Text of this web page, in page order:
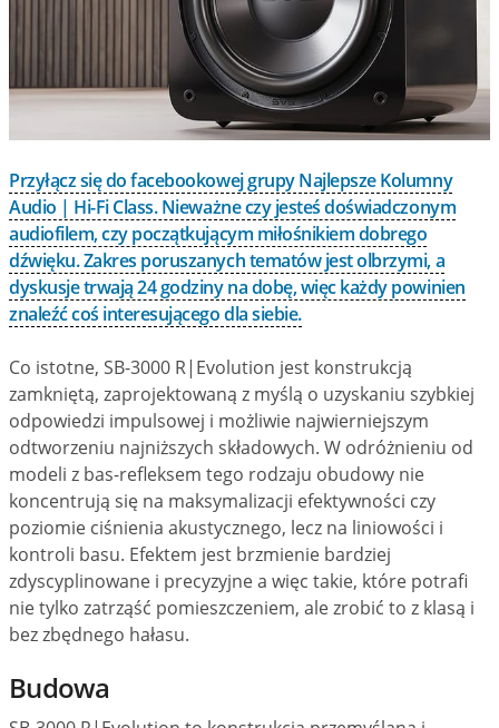
Przyłącz się do facebookowej grupy Najlepsze Kolumny
Audio | Hi-Fi Class. Nieważne czy jesteś doświadczonym
audiofilem, czy początkującym miłośnikiem dobrego
dźwięku. Zakres poruszanych tematów jest olbrzymi, a
dyskusje trwają 24 godziny na dobę, więc każdy powinien
znaleźć coś interesującego dla siebie.
Co istotne, SB-3000 R|Evolution jest konstrukcją
zamkniętą, zaprojektowaną z myślą o uzyskaniu szybkiej
odpowiedzi impulsowej i możliwie najwierniejszym
odtworzeniu najniższych składowych. W odróżnieniu od
modeli z bas-refleksem tego rodzaju obudowy nie
koncentrują się na maksymalizacji efektywności czy
poziomie ciśnienia akustycznego, lecz na liniowości i
kontroli basu. Efektem jest brzmienie bardziej
zdyscyplinowane i precyzyjne a więc takie, które potrafi
nie tylko zatrząść pomieszczeniem, ale zrobić to z klasą i
bez zbędnego hałasu.
Budowa